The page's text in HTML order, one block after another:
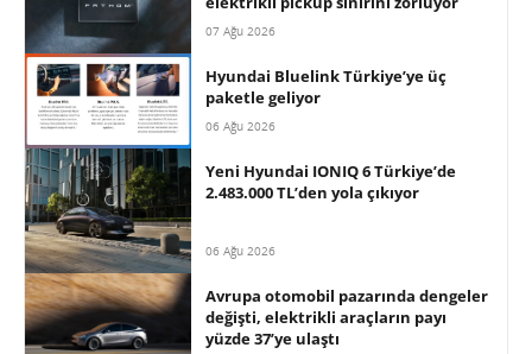
07 Ağu 2026
Hyundai Bluelink Türkiye’ye üç
paketle geliyor
06 Ağu 2026
Yeni Hyundai IONIQ 6 Türkiye’de
2.483.000 TL’den yola çıkıyor
06 Ağu 2026
Avrupa otomobil pazarında dengeler
değişti, elektrikli araçların payı
yüzde 37’ye ulaştı